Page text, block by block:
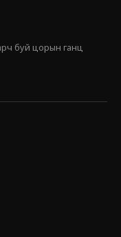
буй цорын ганц